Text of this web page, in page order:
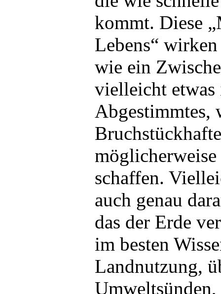
kommt. Diese
Lebens“
wie ein
vielleicht etwas
Abgestimmtes,
möglicherweise
schaffen.
auch genau
das der Erde
im besten
Landnutzung,